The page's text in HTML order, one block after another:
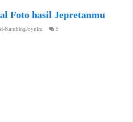
Foto hasil Jepretanmu
KambingJoynim 5